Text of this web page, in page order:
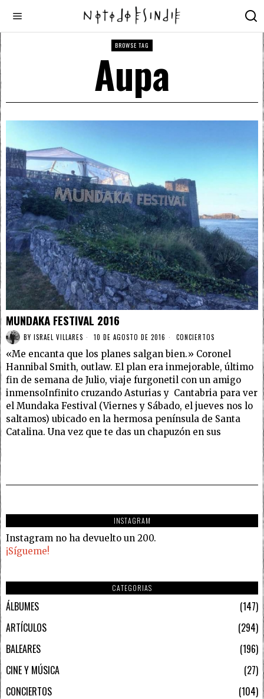
BROWSE TAG
Aupa
MUNDAKA FESTIVAL 2016
BY ISRAEL VILLARES 10 DE AGOSTO DE 2016 CONCIERTOS
«Me encanta que los planes salgan bien.» Coronel
Hannibal Smith, outlaw. El plan era inmejorable, último
fin de semana de Julio, viaje furgonetil con un amigo
inmensoInfinito cruzando Asturias y Cantabria para ver
el Mundaka Festival (Viernes y Sábado, el jueves nos lo
saltamos) ubicado en la hermosa península de Santa
Catalina. Una vez que te das un chapuzón en sus
INSTAGRAM
Instagram no ha devuelto un 200.
¡Sígueme!
CATEGORIAS
ÁLBUMES
147
ARTÍCULOS
294
BALEARES
196
CINE Y MÚSICA
27
CONCIERTOS
104